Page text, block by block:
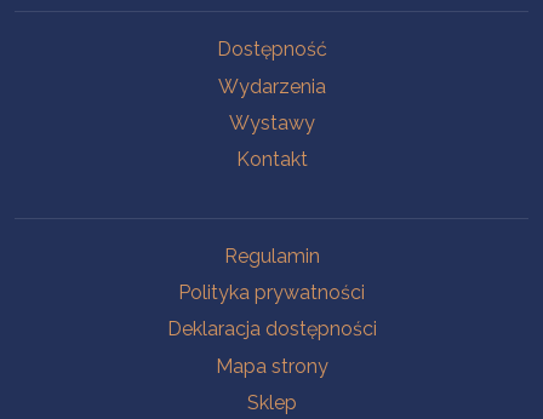
Dostępność
Wydarzenia
Wystawy
Kontakt
Regulamin
Polityka prywatności
Deklaracja dostępności
Mapa strony
Sklep